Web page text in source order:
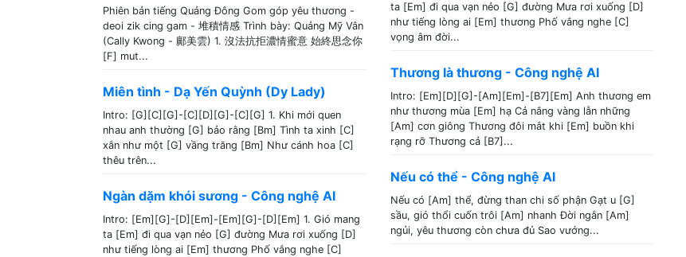
Phiên bản tiếng Quảng Đông Gom góp yêu thương -
deoi zik cing gam - 堆積情感 Trình bày: Quảng Mỹ Vân
(Cally Kwong - 鄺美雲) 1. 沒法抗拒濃情蜜意 始終思念你
[F] mut...
Miên tình - Dạ Yến Quỳnh (Dy Lady)
Intro: [G][C][G]-[C][D][G]-[C][G] 1. Khi mới quen
nhau anh thường [G] bảo rằng [Bm] Tình ta xinh [C]
xắn như một [G] vầng trăng [Bm] Như cánh hoa [C]
thêu trên...
Ngàn dặm khói sương - Công nghệ AI
Intro: [Em][G]-[D][Em]-[Em][G]-[D][Em] 1. Gió mang
ta [Em] đi qua vạn nẻo [G] đường Mưa rơi xuống [D]
như tiếng lòng ai [Em] thương Phố vắng nghe [C]
ta [Em] đi qua vạn nẻo [G] đường Mưa rơi xuống [D]
như tiếng lòng ai [Em] thương Phố vắng nghe [C]
vọng âm đời...
Thương là thương - Công nghệ AI
Intro: [Em][D][G]-[Am][Em]-[B7][Em] Anh thương em
như thương mùa [Em] hạ Cả nắng vàng lẫn những
[Am] cơn giông Thương đôi mắt khi [Em] buồn khi
rạng rỡ Thương cả [B7]...
Nếu có thể - Công nghệ AI
Nếu có [Am] thể, đừng than chi số phận Gạt u [G]
sầu, gió thổi cuốn trôi [Am] nhanh Đời ngắn [Am]
ngủi, yêu thương còn chưa đủ Sao vướng...